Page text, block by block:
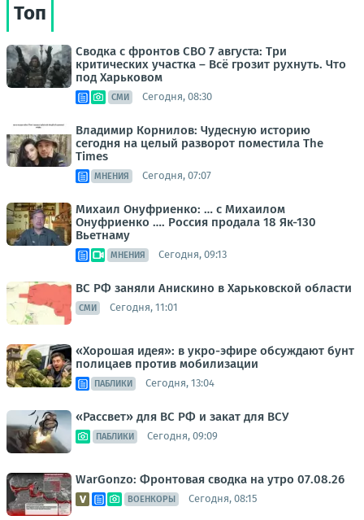
Топ
Сводка с фронтов СВО 7 августа: Три
критических участка – Всё грозит рухнуть. Что
под Харьковом
СМИ Сегодня, 08:30
Владимир Корнилов: Чудесную историю
сегодня на целый разворот поместила The
Times
МНЕНИЯ Сегодня, 07:07
Михаил Онуфриенко: … с Михаилом
Онуфриенко …. Россия продала 18 Як-130
Вьетнаму
МНЕНИЯ Сегодня, 09:13
ВС РФ заняли Анискино в Харьковской области
СМИ Сегодня, 11:01
«Хорошая идея»: в укро-эфире обсуждают бунт
полицаев против мобилизации
ПАБЛИКИ Сегодня, 13:04
«Рассвет» для ВС РФ и закат для ВСУ
ПАБЛИКИ Сегодня, 09:09
WarGonzo: Фронтовая сводка на утро 07.08.26
ВОЕНКОРЫ Сегодня, 08:15